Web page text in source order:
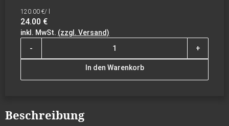
120.00 €/ l
24.00 €
inkl. MwSt. (zzgl. Versand)
-
+
In den Warenkorb
Beschreibung